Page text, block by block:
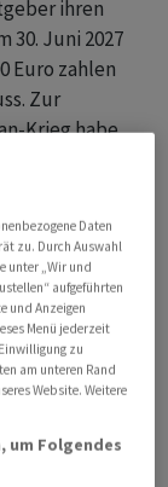
ihren
30. Juni 2027
Euro zahlen
Zur
Krieg habe
in
Belastung.
die hohen
Kosten
an den
von ihr
fast zwei
Daten
zu. Durch Auswahl
unter „Wir und
aufgeführten
und Anzeigen
Menü jederzeit
zu
am unteren Rand
Website. Weitere
um Folgendes